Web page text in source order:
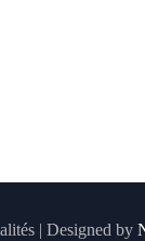
| Designed by